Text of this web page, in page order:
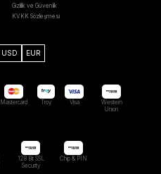
Gizlilik ve Güvenlik
KVKK Sözleşmesi
USD EUR
Mastercard Troy Visa
Western
Unıon
128 Bit SSL
Security
Chip & PIN